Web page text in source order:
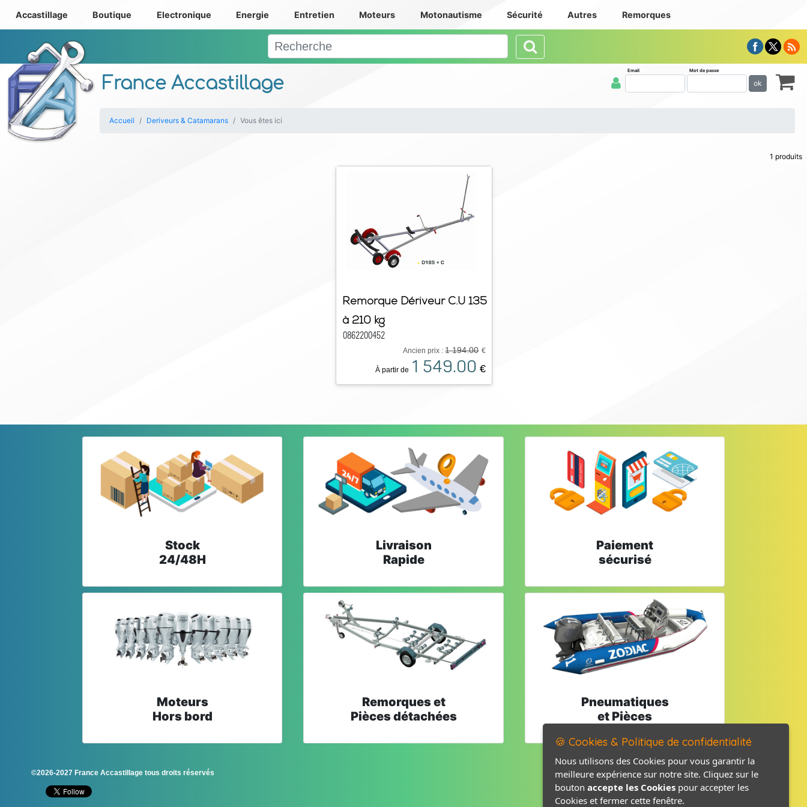
France Accastillage
Accastillage Boutique Electronique Energie Entretien Moteurs Motonautisme Sécurité Autres Remorques
Email Mot de passe
ok
Accueil Deriveurs & Catamarans Vous êtes ici
1 produits
Remorque Dériveur C.U 135
à 210 kg
0862200452
Ancien prix :1 194.00 €
À partir de 1 549.00 €
Stock
24/48H
Livraison
Rapide
Paiement
sécurisé
Moteurs
Hors bord
Remorques et
Pièces détachées
Pneumatiques
et Pièces
©2026-2027 France Accastillage tous droits réservés Mentions légales
Politique de confidentialité
🍪 Cookies & Politique de confidentialité
Nous utilisons des Cookies pour vous garantir la
meilleure expérience sur notre site. Cliquez sur le
bouton accepte les Cookies pour accepter les
Cookies et fermer cette fenêtre.